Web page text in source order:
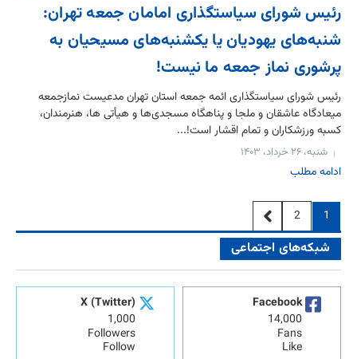
رئیس شورای سیاستگذاری امامان جمعه تهران:
شنبه‌های یهودیان یا یکشنبه‌های مسیحیان به
پرشوری نماز جمعه ما نیست!
رئیس شورای سیاستگذاری ائمه جمعه استان تهران مدعیست نمازجمعه
میعادگاه عاشقان و ملجا و پناهگاه مسجدی‌ها و هیأتی ها، هنرمندان،
کسبه ورزشکاران و تمام اقشار است!...
شنبه، ۲۶ خرداد، ۱۴۰۳
ادامه مطلب
1
2
شبکه‌های اجتماعی
Facebook
14,000
Fans
Like
X (Twitter)
1,000
Followers
Follow